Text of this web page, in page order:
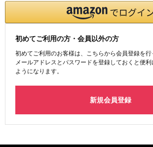
初めてご利用の方・会員以外の方
初めてご利用のお客様は、こちらから会員登録を行
メールアドレスとパスワードを登録しておくと便
ようになります。